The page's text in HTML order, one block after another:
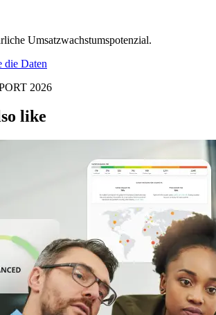
Umsatzwachstumspotenzial.
die Daten
2026
like